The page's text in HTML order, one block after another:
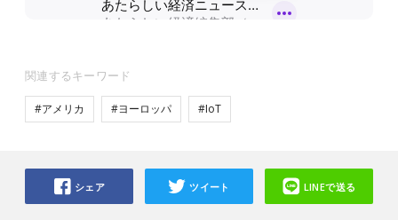
関連するキーワード
#アメリカ #ヨーロッパ #IoT
シェア ツイート LINEで送る